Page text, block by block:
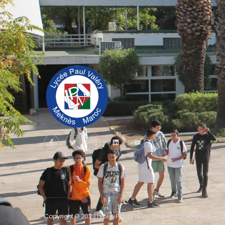
Copyright © 2023 Lycée Paul Valery. Tout droits réservés. –